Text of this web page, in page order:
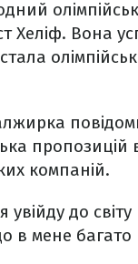
Хеліф. Вона
пропозицій
компаній.
увійду до
в мене багато